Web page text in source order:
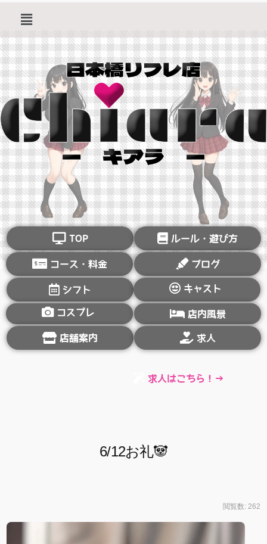
TOP ルール・遊び方
コース・料金 ブログ
シフト キャスト
コスプレ 店内風景
店舗案内 求人
求人はこちら！→
6/12お礼🐼
閲覧数: 262